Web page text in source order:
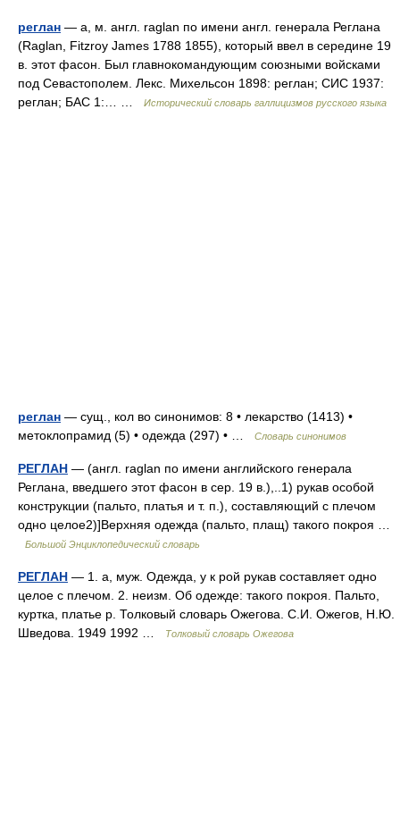
реглан — а, м. англ. raglan по имени англ. генерала Реглана
(Raglan, Fitzroy James 1788 1855), который ввел в середине 19
в. этот фасон. Был главнокомандующим союзными войсками
под Севастополем. Лекс. Михельсон 1898: реглан; СИС 1937:
реглан; БАС 1:… …
Исторический словарь галлицизмов русского языка
реглан — сущ., кол во синонимов: 8 • лекарство (1413) •
метоклопрамид (5) • одежда (297) • …
Словарь синонимов
РЕГЛАН — (англ. raglan по имени английского генерала
Реглана, введшего этот фасон в сер. 19 в.),..1) рукав особой
конструкции (пальто, платья и т. п.), составляющий с плечом
одно целое2)]Верхняя одежда (пальто, плащ) такого покроя …
Большой Энциклопедический словарь
РЕГЛАН — 1. а, муж. Одежда, у к рой рукав составляет одно
целое с плечом. 2. неизм. Об одежде: такого покроя. Пальто,
куртка, платье р. Толковый словарь Ожегова. С.И. Ожегов, Н.Ю.
Шведова. 1949 1992 …
Толковый словарь Ожегова